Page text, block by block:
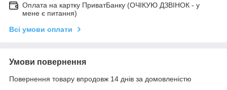
Оплата на картку ПриватБанку (ОЧІКУЮ ДЗВІНОК - у
мене є питання)
Всі умови оплати
Умови повернення
Повернення товару впродовж 14 днів за домовленістю